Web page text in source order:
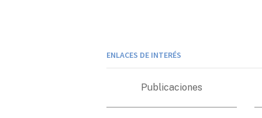
ENLACES DE INTERÉS
Publicaciones